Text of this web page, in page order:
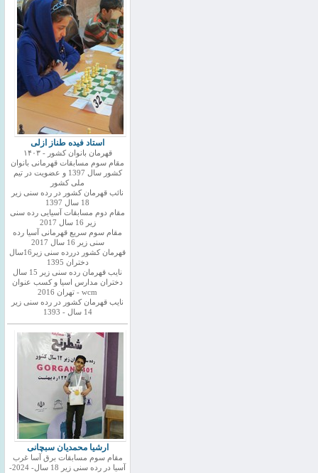
استاد فیده طناز ازلی
قهرمان بانوان کشور - ۱۴۰۳
مقام سوم مسابقات قهرمانی بانوان
کشور سال 1397 و عضویت در تیم
ملی کشور
نائب قهرمان کشور در رده سنی زیر
18 سال 1397
مقام دوم مسابقات آسیایی رده سنی
زیر 16 سال 2017
مقام سوم سریع قهرمانی آسیا رده
سنی زیر 16 سال 2017
قهرمان کشور دررده سنی زیر16سال
دختران 1395
نایب قهرمان رده سنی زیر 15 سال
دختران مدارس اسیا و کسب عنوان
wcm - تهران 2016
نایب قهرمان کشور در رده سنی زیر
14 سال - 1393
ارشیا محمدیان سبچانی
مقام سوم مسابقات برق آسا غرب
آسیا در رده سنی زیر 18 سال- 2024-